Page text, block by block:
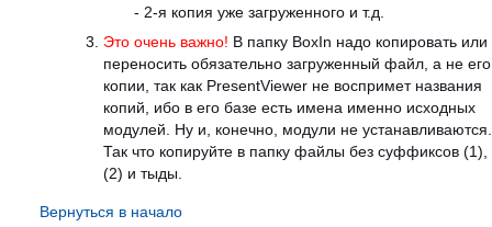
- 2-я копия уже загруженного и т.д.
Это очень важно! В папку BoxIn надо копировать или
переносить обязательно загруженный файл, а не его
копии, так как PresentViewer не воспримет названия
копий, ибо в его базе есть имена именно исходных
модулей. Ну и, конечно, модули не устанавливаются.
Так что копируйте в папку файлы без суффиксов (1),
(2) и тыды.
Вернуться в начало